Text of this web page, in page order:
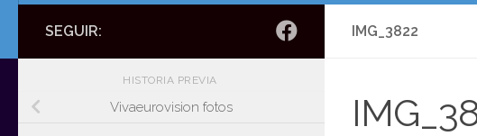
IMG_3822
SEGUIR:
HISTORIA PREVIA
Vivaeurovision fotos